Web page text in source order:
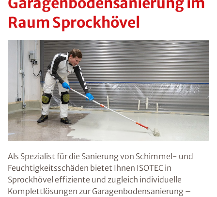
Raum Sprockhövel
Als Spezialist für die Sanierung von Schimmel- und
Feuchtigkeitsschäden bietet Ihnen ISOTEC in
Sprockhövel effiziente und zugleich individuelle
Komplettlösungen zur Garagenbodensanierung –